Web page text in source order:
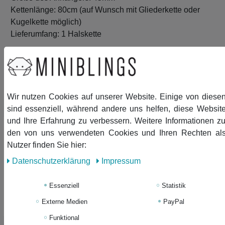
Kettenlänge: 80cm (auf Wunsch mit Gliederkette oder
Kugelkette möglich)
Lieferumfang: 1 Halskette
Ähnliche Artikel
Qualle Kette Miniblings 45cm
Anhänger Halskette Jellyfish
Tauchen weiß petrol
In den Warenkorb
*inkl. ges. MwSt. Versandkosten
Wir nutzen Cookies auf unserer Website. Einige von
sind essenziell, während andere uns helfen, diese
und Ihre Erfahrung zu verbessern. Weitere Informationen
den von uns verwendeten Cookies und Ihren Rechten
Nutzer finden Sie hier:
Daten­schutz­erklärung
Impressum
Essenziell Statistik
Externe Medien PayPal
Funktional